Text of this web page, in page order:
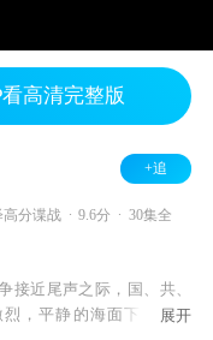
高清完整版
+追
分谍战 9.6分 30集全
接近尾声之际，国、共、
，平静的海面下暗流涌
展开